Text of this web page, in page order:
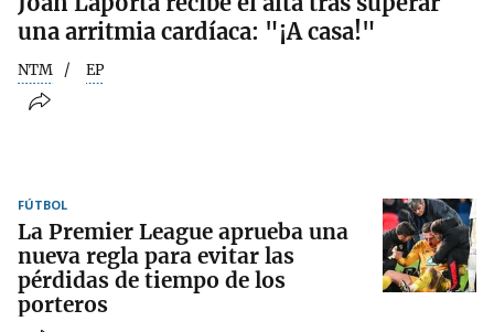
una arritmia cardíaca: "¡A casa!"
NTM EP
FÚTBOL
La Premier League aprueba una
nueva regla para evitar las
pérdidas de tiempo de los
porteros